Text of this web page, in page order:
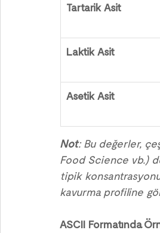
Tartarik Asit
Laktik Asit
Asetik Asit
Not: Bu değerler,
Food Science vb.)
tipik
kavurma profiline
ASCII Formatında